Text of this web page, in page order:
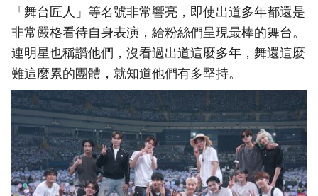
「舞台匠人」等名號非常響亮，即使出道多年都還是
非常嚴格看待自身表演，給粉絲們呈現最棒的舞台。
連明星也稱讚他們，沒看過出道這麼多年，舞還這麼
難這麼累的團體，就知道他們有多堅持。